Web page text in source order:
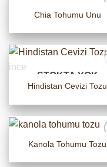
Chia Tohumu Unu
STOKTA YOK
Hindistan Cevizi Tozu
Kanola Tohumu Tozu